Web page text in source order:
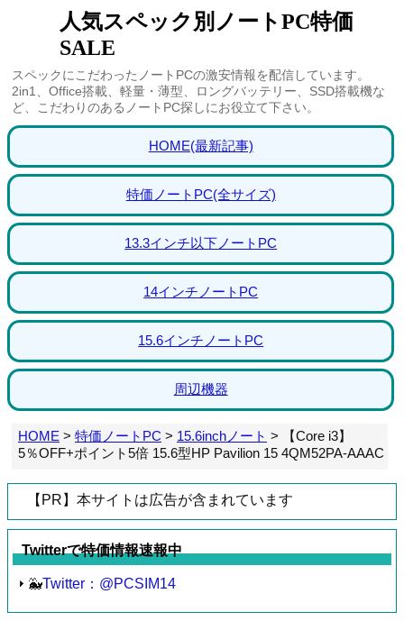
人気スペック別ノートPC特価
SALE
スペックにこだわったノートPCの激安情報を配信しています。
2in1、Office搭載、軽量・薄型、ロングバッテリー、SSD搭載機な
ど、こだわりのあるノートPC探しにお役立て下さい。
HOME(最新記事)
特価ノートPC(全サイズ)
13.3インチ以下ノートPC
14インチノートPC
15.6インチノートPC
周辺機器
HOME > 特価ノートPC > 15.6inchノート >
【Core i3】
5％OFF+ポイント5倍 15.6型HP Pavilion 15 4QM52PA-AAAC
【PR】本サイトは広告が含まれています
Twitterで特価情報速報中
🐳Twitter：@PCSIM14